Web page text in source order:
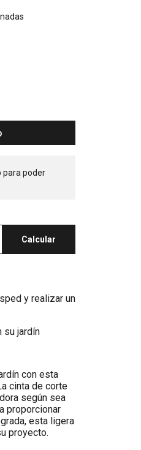
para poder
Calcular
y realizar un
su jardín
con esta
cinta de corte
según sea
proporcionar
esta ligera
proyecto.